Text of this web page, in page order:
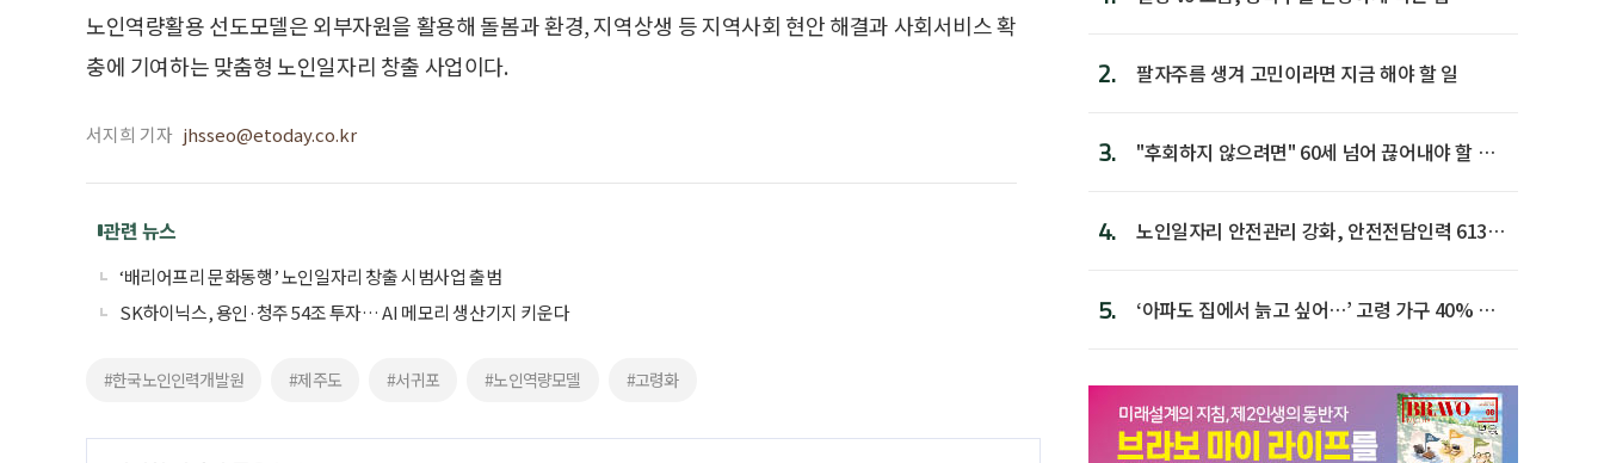
노인역량활용 선도모델은 외부자원을 활용해 돌봄과 환경, 지역상생 등 지역사회 현안 해결과 사회서비스 확
충에 기여하는 맞춤형 노인일자리 창출 사업이다.
서지희 기자 jhsseo@etoday.co.kr
관련 뉴스
‘배리어프리 문화동행’ 노인일자리 창출 시범사업 출범
SK하이닉스, 용인·청주 54조 투자… AI 메모리 생산기지 키운다
#한국노인인력개발원 #제주도 #서귀포 #노인역량모델 #고령화
2. 팔자주름 생겨 고민이라면 지금 해야 할 일
3.
"후회하지 않으려면" 60세 넘어 끊어내야 할 사
4.
노인일자리 안전관리 강화, 안전전담인력 613명
5.
‘아파도 집에서 늙고 싶어…’ 고령 가구 40% 노